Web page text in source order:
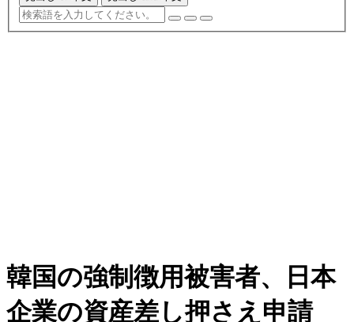
韓国の強制徴用被害者、日本
企業の資産差し押さえ申請